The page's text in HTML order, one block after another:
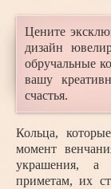
Цените
дизайн
обручальные
вашу
счастья.
Кольца,
момент
украшения, а
приметам, их